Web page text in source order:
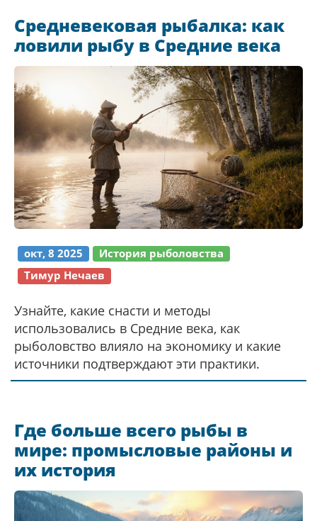
Средневековая рыбалка: как
ловили рыбу в Средние века
окт, 8 2025
История рыболовства
Тимур Нечаев
Узнайте, какие снасти и методы
использовались в Средние века, как
рыболовство влияло на экономику и какие
источники подтверждают эти практики.
Где больше всего рыбы в
мире: промысловые районы и
их история